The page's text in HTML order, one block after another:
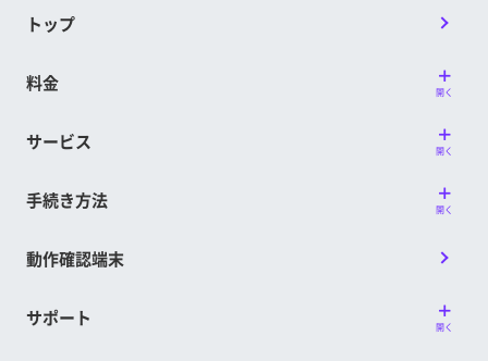
トップ
料金 開く
サービス 開く
手続き方法 開く
動作確認端末
サポート 開く